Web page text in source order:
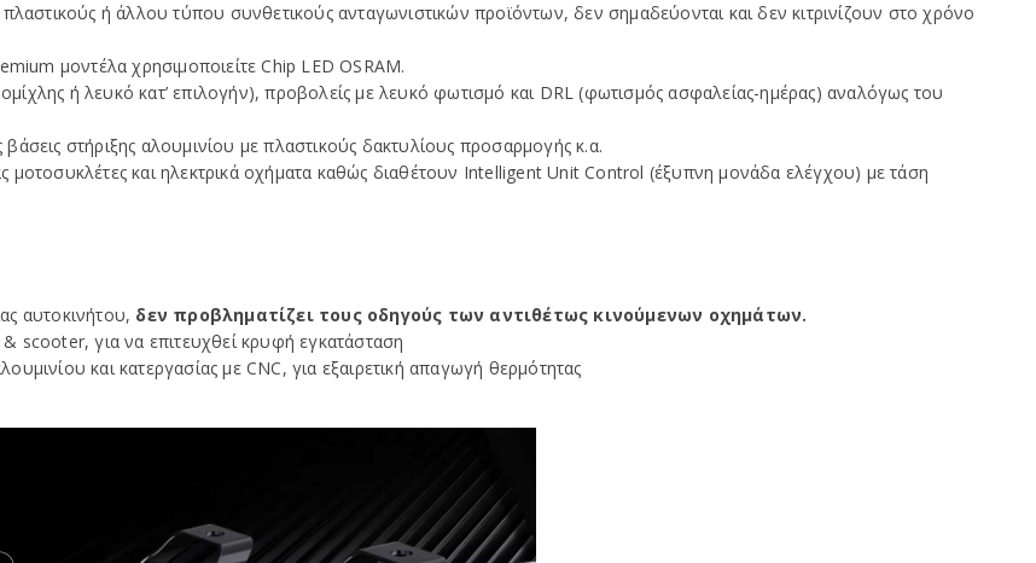
ή άλλου τύπου συνθετικούς ανταγωνιστικών προϊόντων, δεν σημαδεύονται και δεν κιτρινίζουν στο χρόνο
μοντέλα χρησιμοποιείτε Chip LED OSRAM.
ή λευκό κατ’ επιλογήν), προβολείς με λευκό φωτισμό και DRL (φωτισμός ασφαλείας-ημέρας) αναλόγως του
στήριξης αλουμινίου με πλαστικούς δακτυλίους προσαρμογής κ.α.
και ηλεκτρικά οχήματα καθώς διαθέτουν Intelligent Unit Control (έξυπνη μονάδα ελέγχου) με τάση
αυτοκινήτου, δεν προβληματίζει τους οδηγούς των αντιθέτως κινούμενων οχημάτων.
scooter, για να επιτευχθεί κρυφή εγκατάσταση
και κατεργασίας με CNC, για εξαιρετική απαγωγή θερμότητας